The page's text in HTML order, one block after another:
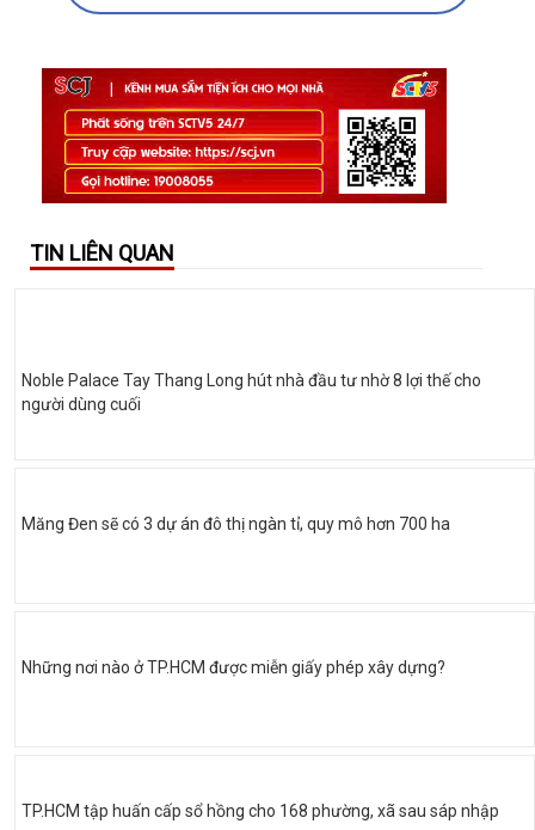
TIN LIÊN QUAN
Noble Palace Tay Thang Long hút nhà đầu tư nhờ 8 lợi thế cho
người dùng cuối
Măng Đen sẽ có 3 dự án đô thị ngàn tỉ, quy mô hơn 700 ha
Những nơi nào ở TP.HCM được miễn giấy phép xây dựng?
TP.HCM tập huấn cấp sổ hồng cho 168 phường, xã sau sáp nhập